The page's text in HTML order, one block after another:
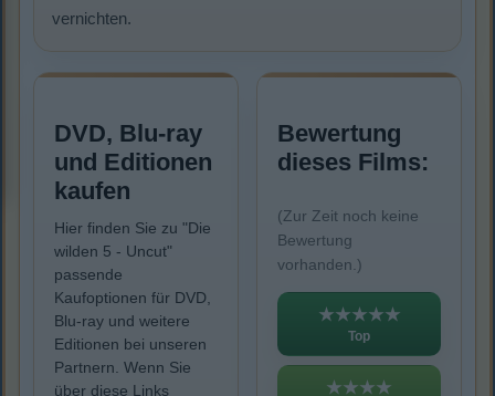
vernichten.
DVD, Blu-ray
und Editionen
kaufen
Hier finden Sie zu "Die
wilden 5 - Uncut"
passende
Kaufoptionen für DVD,
Blu-ray und weitere
Editionen bei unseren
Partnern. Wenn Sie
über diese Links
Bewertung
dieses Films:
(Zur Zeit noch keine
Bewertung
vorhanden.)
★★★★★
Top
★★★★